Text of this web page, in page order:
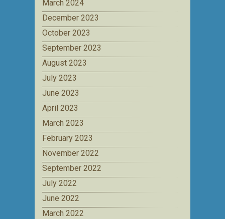
March 2024
December 2023
October 2023
September 2023
August 2023
July 2023
June 2023
April 2023
March 2023
February 2023
November 2022
September 2022
July 2022
June 2022
March 2022